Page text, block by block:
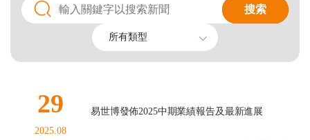
搜索
搜索
所有類型
29
2025.08
易世博發佈2025中期業績報告及最新進展